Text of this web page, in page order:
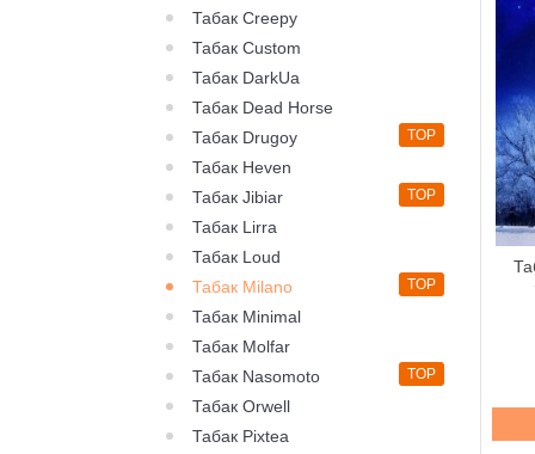
Табак Creepy
Табак Custom
Табак DarkUa
Табак Dead Horse
Табак Drugoy
TOP
Табак Heven
Табак Jibiar
TOP
Табак Lirra
Табак Loud
Табак Milano
TOP
Табак Minimal
Табак Molfar
Табак Nasomoto
TOP
Табак Orwell
Табак Pixtea